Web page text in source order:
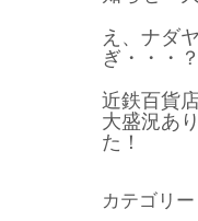
え、ナダ
ぎ・・・？
近鉄百貨
大盛況あ
た！
カテゴリー